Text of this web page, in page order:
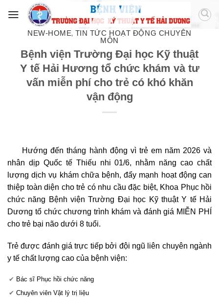
NEW-HOME, TIN TỨC HOẠT ĐỘNG CHUYÊN
MÔN
Bệnh viện Trường Đại học Kỹ thuật
Y tế Hải Hương tổ chức khám và tư
vấn miễn phí cho trẻ có khó khăn
vận động
Hướng đến tháng hành động vì trẻ em năm 2026 và
nhân dịp Quốc tế Thiếu nhi 01/6, nhằm năng cao chất
lượng dịch vụ khám chữa bệnh, đẩy mạnh hoạt động can
thiệp toàn diện cho trẻ có nhu cầu đặc biệt, Khoa Phục hồi
chức năng Bệnh viện Trường Đại học Kỹ thuật Y tế Hải
Dương tổ chức chương trình khám và đánh giá MIỄN PHÍ
cho trẻ bại não dưới 8 tuổi.
Trẻ được đánh giá trực tiếp bởi đội ngũ liên chuyên ngành
y tế chất lượng cao của bệnh viện:
Bác sĩ Phục hồi chức năng
Chuyên viên Vật lý trị liệu